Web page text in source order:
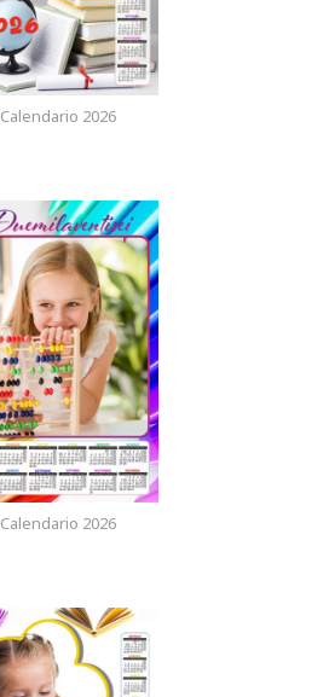
Calendario 2026
Calendario 2026